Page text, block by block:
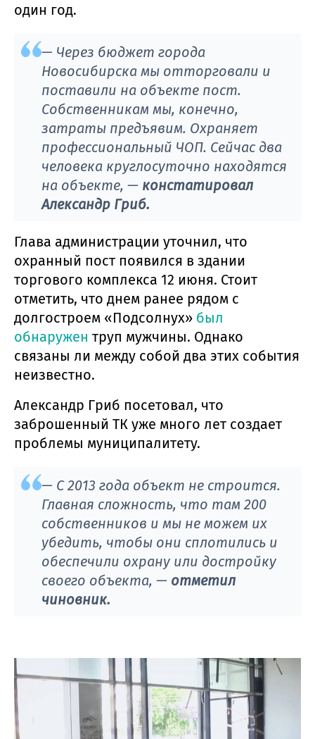
один год.
— Через бюджет города
Новосибирска мы отторговали и
поставили на объекте пост.
Собственникам мы, конечно,
затраты предъявим. Охраняет
профессиональный ЧОП. Сейчас два
человека круглосуточно находятся
на объекте, — констатировал
Александр Гриб.
Глава администрации уточнил, что
охранный пост появился в здании
торгового комплекса 12 июня. Стоит
отметить, что днем ранее рядом с
долгостроем «Подсолнух» был
обнаружен труп мужчины. Однако
связаны ли между собой два этих события
неизвестно.
Александр Гриб посетовал, что
заброшенный ТК уже много лет создает
проблемы муниципалитету.
— C 2013 года объект не строится.
Главная сложность, что там 200
собственников и мы не можем их
убедить, чтобы они сплотились и
обеспечили охрану или достройку
своего объекта, — отметил
чиновник.